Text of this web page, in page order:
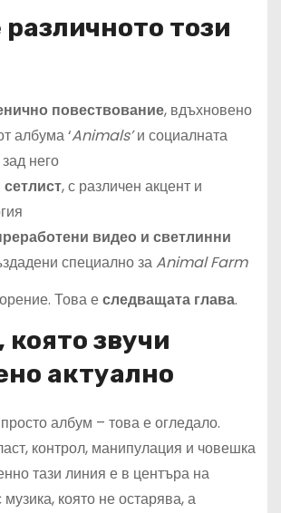
различното този
повествование, вдъхновено
албума ‘Animals’и социалната
него
, с различен акцент и
видео и светлинни
специално заAnimal Farm
Това еследващата глава.
която звучи
актуално
албум – това е огледало.
контрол, манипулация и човешка
тази линия е в центъра на
която не остарява, а